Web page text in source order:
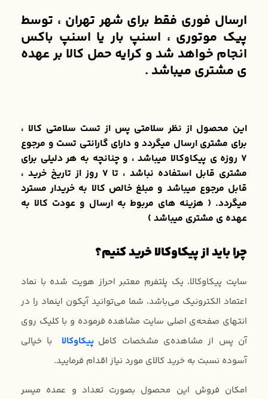
ارسال فوری فقط برای شهر تهران ، توسط
پیک موتوری ، اسنپ بار یا اسنپ باکس
انجام خواهد شد و کرایه حمل کالا بر عهده
ی مشتری میباشد .
این محصول از نظر سلامتی پس از تست سلامتی کالا ،
برای مشتری ارسال میگردد و دارای گارانتی تست و مرجوع
۷ روزه ی پیکاوکالا میباشد ، و چنانچه به هر دلیلی برای
مشتری قابل استفاده نباشد ، تا ۷ روز از تاریخ خرید ،
قابل مرجوع میباشد و مبلغ خالص کالا به خریدار مسترد
میگردد. ( هزینه های مربوط به ارسال و عودت کالا به
عهده ی مشتری میباشد )
چرا باید از پیکاوکالا خرید کنیم؟
سایت پیکاوکالا، یک پلتفرم معتبر احراز هویت شده با نماد
اعتماد الکترونیک می‌باشد، شما می‌توانید آیکون اینماد را در
انتهای صفحه‌ی اصلی سایت مشاهده فرموده و با کلیک روی
آن پس از مشاهده‌ی مشخصات کامل پیکاوکالا با خیالی
آسوده نسبت به خرید کالای مورد نیاز اقدام فرمایید.
امکان فروش این محصول بصورت تعداد و عمده میسر